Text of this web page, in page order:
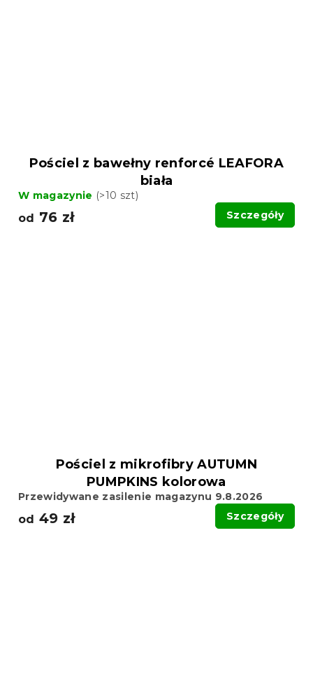
Pościel z bawełny renforcé LEAFORA
biała
W magazynie (>10 szt)
od 76 zł Szczegóły
Pościel z mikrofibry AUTUMN
PUMPKINS kolorowa
Przewidywane zasilenie magazynu 9.8.2026
od 49 zł Szczegóły